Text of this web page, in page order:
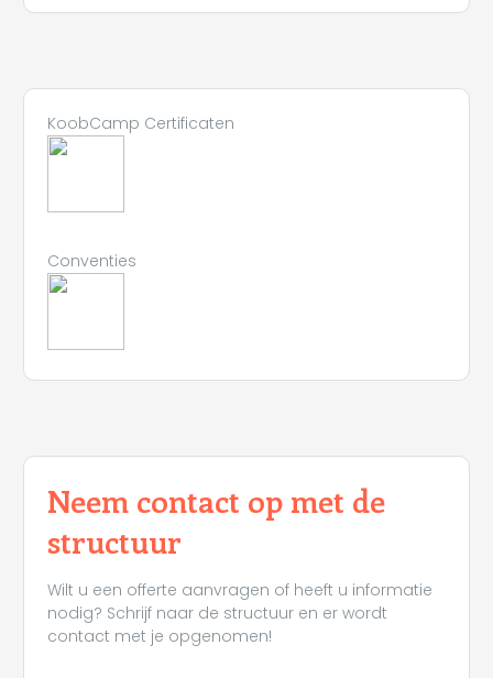
KoobCamp Certificaten
Conventies
Neem contact op met de
structuur
Wilt u een offerte aanvragen of heeft u informatie
nodig? Schrijf naar de structuur en er wordt
contact met je opgenomen!